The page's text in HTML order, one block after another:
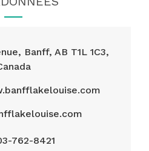
Banff, AB T1L 1C3,
762-8421